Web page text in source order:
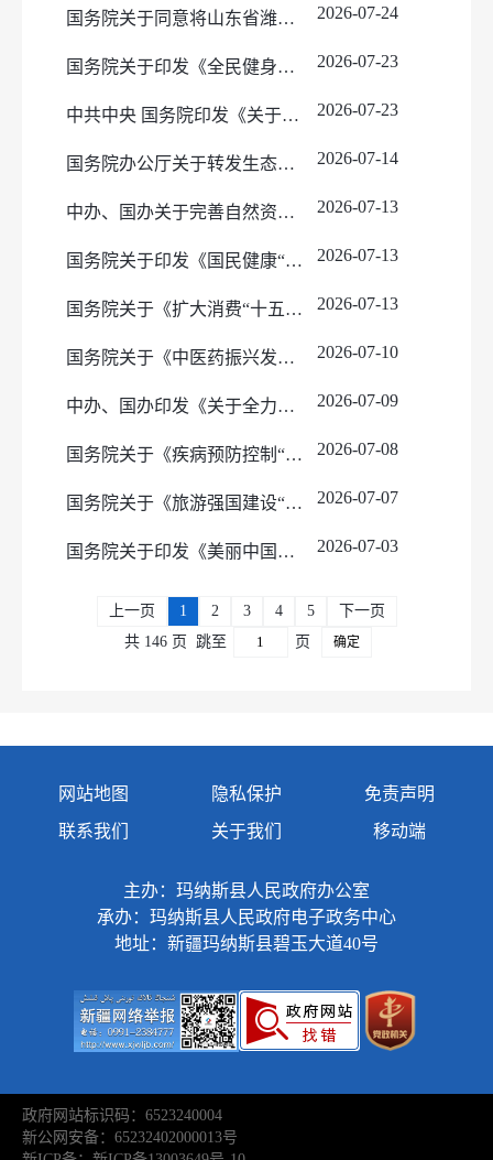
依据条件程序
处罚/强制决定（线上）
行政许可和其他对外管理服务信息
依据条件程序
事项办理结果（线下）
人事信息
公务员招考
重大决策预公开
建议提案
权力事项清单
双随机、一公开
国务院关于同意将山东省潍坊市列为国家历史文化名城的批复 2026-07-24
国务院关于印发《全民健身计划（2026—2030年）》的通知 2026-07-23
中共中央 国务院印发《关于加强新时代社会工作的意见》 2026-07-23
国务院办公厅关于转发生态环境部等部门《群众身边水体保护治理行动方案》的通知 2026-07-14
中办、国办关于完善自然资源资产管理制度体系的意见 2026-07-13
国务院关于印发《国民健康“十五五”规划》的通知 2026-07-13
国务院关于《扩大消费“十五五”规划》的批复 2026-07-13
国务院关于《中医药振兴发展“十五五”规划》的批复 2026-07-10
中办、国办印发《关于全力做好防汛抗旱工作的通知》 2026-07-09
国务院关于《疾病预防控制“十五五”规划》的批复 2026-07-08
国务院关于《旅游强国建设“十五五”规划》的批复 2026-07-07
国务院关于印发《美丽中国建设“十五五”规划》的通知 2026-07-03
上一页 1 2 3 4 5
下一页
共 146 页
跳至 页 确定
网站地图 隐私保护
免责声明
联系我们
关于我们 移动端
主办：玛纳斯县人民政府办公室
承办：玛纳斯县人民政府电子政务中心
地址：新疆玛纳斯县碧玉大道40号
政府网站标识码：6523240004
新公网安备：65232402000013号